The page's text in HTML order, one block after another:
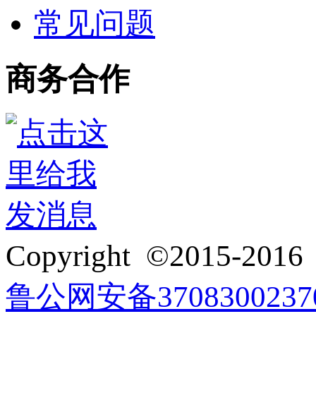
常见问题
商务合作
Copyright ©2015-
鲁公网安备